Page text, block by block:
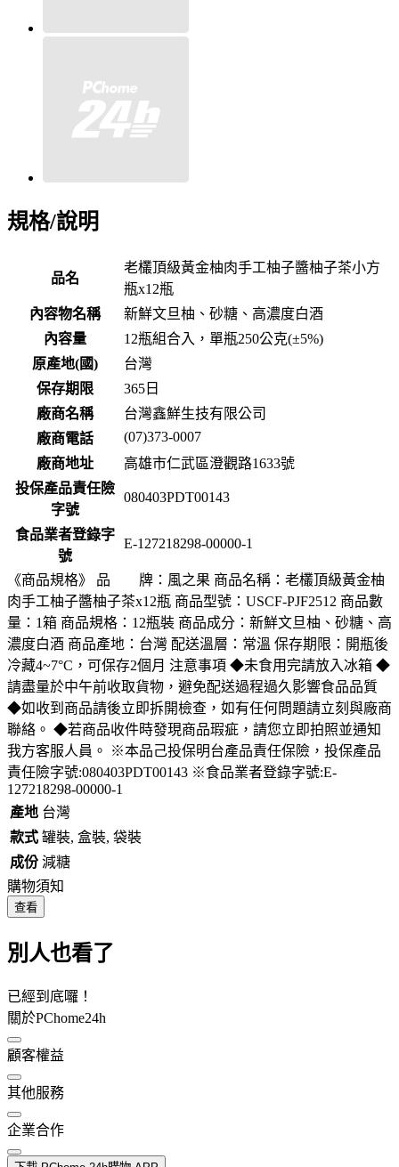
規格/說明
品名
老欉頂級黃金柚肉手工柚子醬柚子茶小方
瓶x12瓶
內容物名稱
新鮮文旦柚、砂糖、高濃度白酒
內容量
12瓶組合入，單瓶250公克(±5%)
原產地(國)
台灣
保存期限
365 日
廠商名稱
台灣鑫鮮生技有限公司
廠商電話
(07)373-0007
廠商地址
高雄市仁武區澄觀路1633號
投保產品責任險
字號
080403PDT00143
食品業者登錄字
號
E-127218298-00000-1
《商品規格》 品 牌：風之果 商品名稱：老欉頂級黃金柚
肉手工柚子醬柚子茶x12瓶 商品型號：USCF-PJF2512 商品數
量：1箱 商品規格：12瓶裝 商品成分：新鮮文旦柚、砂糖、高
濃度白酒 商品產地：台灣 配送溫層：常溫 保存期限：開瓶後
冷藏4~7°C，可保存2個月 注意事項 ◆未食用完請放入冰箱 ◆
請盡量於中午前收取貨物，避免配送過程過久影響食品品質
◆如收到商品請後立即拆開檢查，如有任何問題請立刻與廠商
聯絡。 ◆若商品收件時發現商品瑕疵，請您立即拍照並通知
我方客服人員。 ※本品己投保明台產品責任保險，投保產品
責任險字號:080403PDT00143 ※食品業者登錄字號:E-
127218298-00000-1
產地 台灣
款式 罐裝, 盒裝, 袋裝
成份 減糖
購物須知
查看
別人也看了
已經到底囉！
關於PChome24h
顧客權益
其他服務
企業合作